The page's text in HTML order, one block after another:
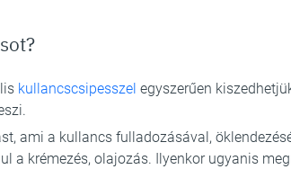
kullancscsipesszel egyszerűen
ami a kullancs fulladozásával,
a krémezés, olajozás. Ilyenkor ugyanis